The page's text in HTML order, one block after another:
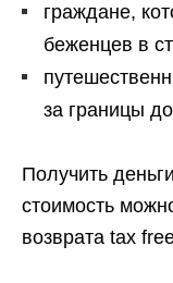
граждане,
беженцев в
за границы
Получить
стоимость
возврата tax